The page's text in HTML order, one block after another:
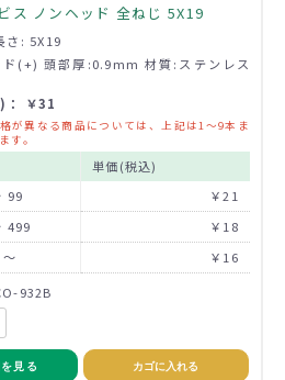
ス ノンヘッド 全ねじ 5X19
さ: 5X19
ド(+) 頭部厚:0.9mm 材質:ステンレス
： ￥31
が異なる商品については、上記は1～9本ま
す。
単価(税込)
99
￥21
499
￥18
￥16
932B
見る カゴに入れる